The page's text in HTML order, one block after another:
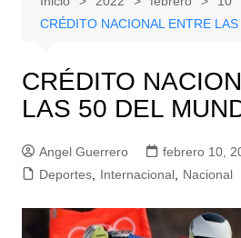
CRÉDITO NACIONAL ENTRE
CRÉDITO
LAS 50 DEL
Angel Guerrero febrero 10,
Deportes, Internacional, Nacional